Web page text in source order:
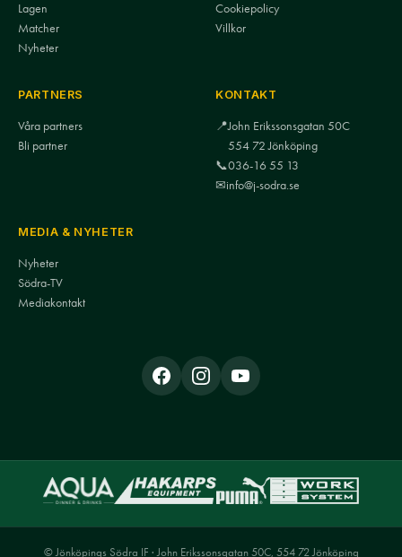
Lagen
Matcher
Nyheter
Cookiepolicy
Villkor
PARTNERS
Våra partners
Bli partner
KONTAKT
📍John Erikssonsgatan 50C
554 72 Jönköping
📞036-16 55 13
✉info@j-sodra.se
MEDIA & NYHETER
Nyheter
Södra-TV
Mediakontakt
© Jönköpings Södra IF · John Erikssonsgatan 50C, 554 72 Jönköping